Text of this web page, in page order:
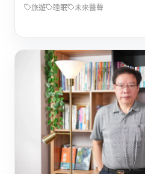
旅遊 睡眠 未來醫聲